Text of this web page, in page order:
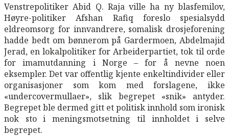
Venstrepolitiker Abid Q. Raja ville ha ny blasfemilov,
Høyre-politiker Afshan Rafiq foreslo spesialsydd
eldreomsorg for innvandrere, somalisk drosjeforening
hadde bedt om bønnerom på Gardermoen, Abdelmajid
Jerad, en lokalpolitiker for Arbeiderpartiet, tok til orde
for imamutdanning i Norge – for å nevne noen
eksempler. Det var offentlig kjente enkeltindivider eller
organisasjoner som kom med forslagene, ikke
«undercovermullaer», slik begrepet «snik» antyder.
Begrepet ble dermed gitt et politisk innhold som ironisk
nok sto i meningsmotsetning til innholdet i selve
begrepet.